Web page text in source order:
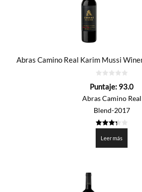
Abras Camino Real Karim Mussi
de
Puntaje: 93.0
Abras Camino Real
Blend-2017
de 5
Leer más